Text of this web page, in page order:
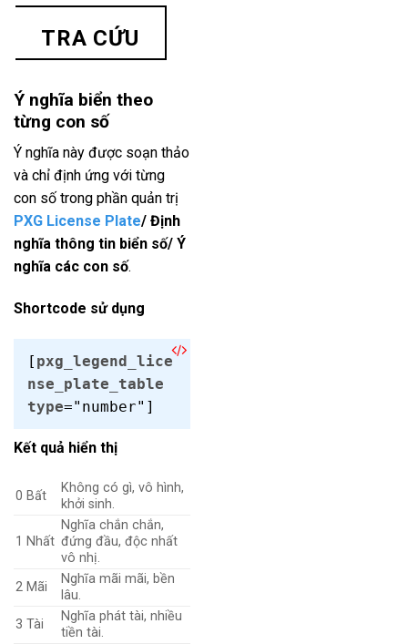
Ý nghĩa biển theo
từng con số
Ý nghĩa này được soạn thảo
và chỉ định ứng với từng
con số trong phần quản trị
PXG License Plate/ Định
nghĩa thông tin biển số/ Ý
nghĩa các con số.
Shortcode sử dụng
[ pxg_legend_lice
nse_plate_table
type="number"]
Kết quả hiển thị
0 Bất
Không có gì, vô hình,
khởi sinh.
1 Nhất
Nghĩa chắn chắn,
đứng đầu, độc nhất
vô nhị.
2 Mãi
Nghĩa mãi mãi, bền
lâu.
3 Tài
Nghĩa phát tài, nhiều
tiền tài.